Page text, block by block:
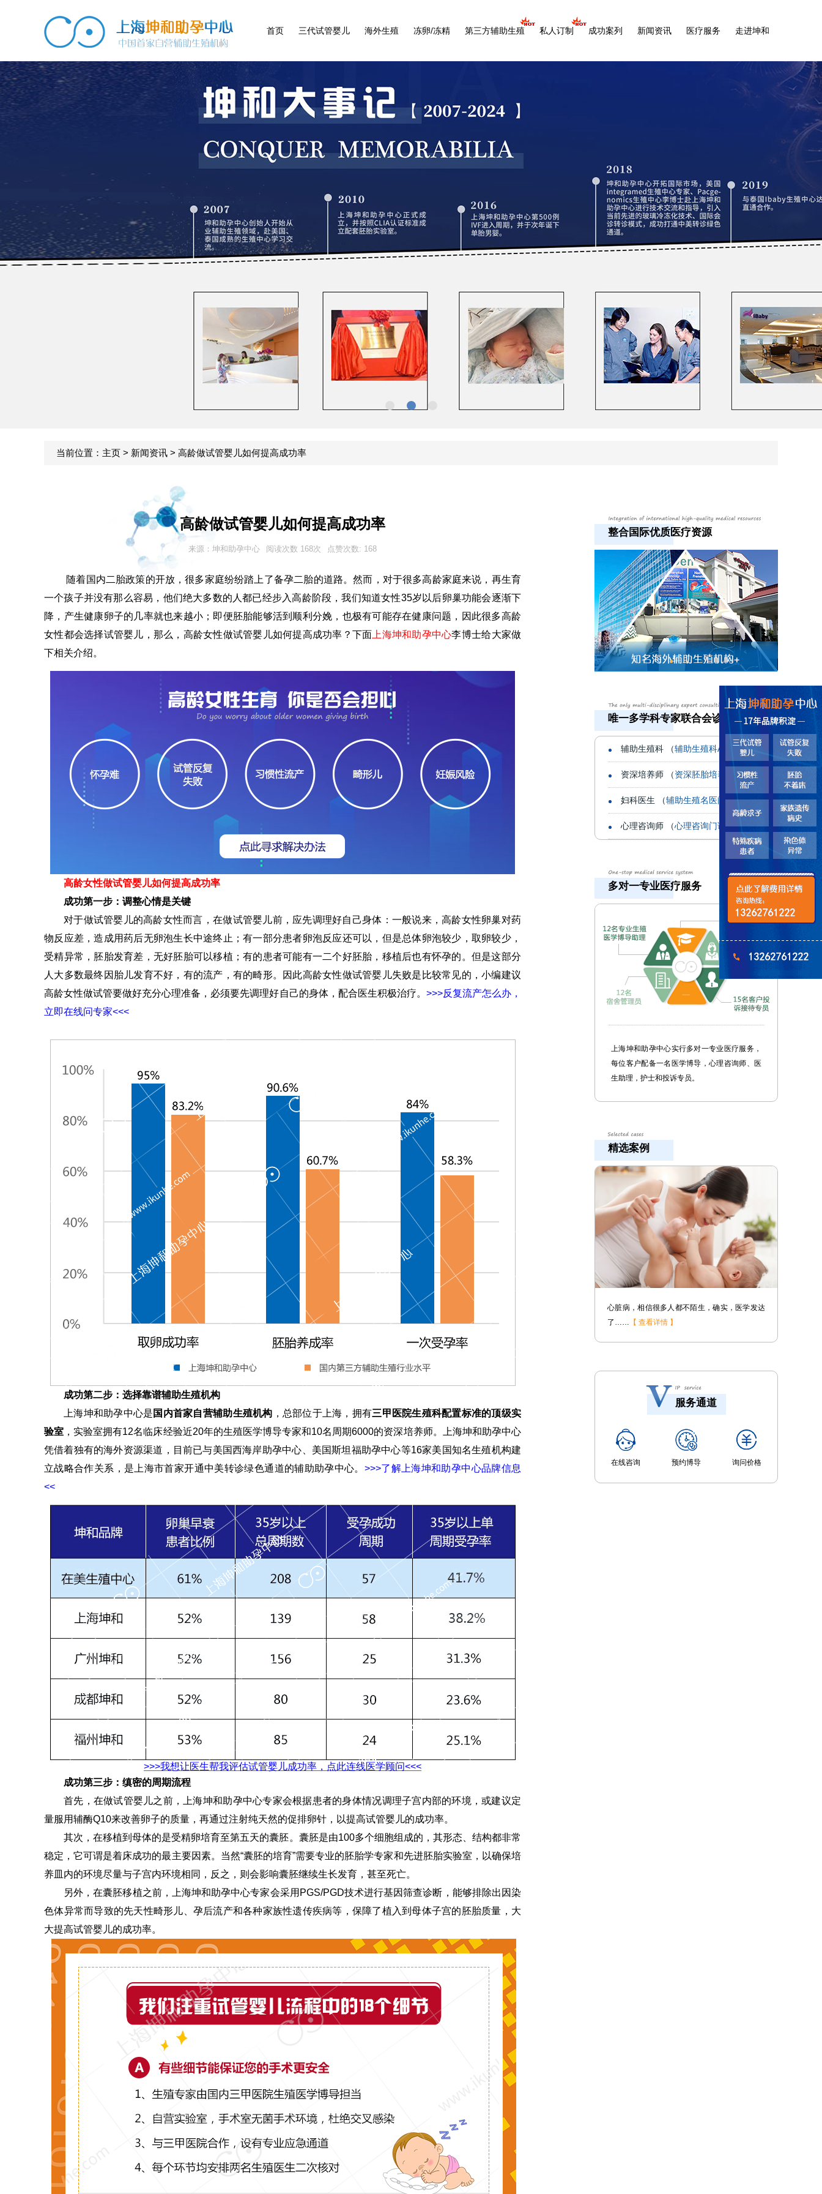
首页 三代试管婴儿 海外生殖 冻卵/冻精 第三方辅助生殖 私人订制 成功案列 新闻资讯 医疗服务 走进坤和
当前位置： 主页 > 新闻资讯 > 高龄做试管婴儿如何提高成功率
高龄做试管婴儿如何提高成功率
来源：坤和助孕中心 阅读次数 168次 点赞次数: 168
随着国内二胎政策的开放，很多家庭纷纷踏上了备孕二胎的道路。然而，对于很多高龄家庭来说，再生育
一个孩子并没有那么容易，他们绝大多数的人都已经步入高龄阶段，我们知道女性35岁以后卵巢功能会逐渐下
降，产生健康卵子的几率就也来越小；即便胚胎能够活到顺利分娩，也极有可能存在健康问题，因此很多高龄
女性都会选择试管婴儿，那么，高龄女性做试管婴儿如何提高成功率？下面 上海坤和助孕中心李博士给大家做
下相关介绍。
高龄女性做试管婴儿如何提高成功率
成功第一步：调整心情是关键
对于做试管婴儿的高龄女性而言，在做试管婴儿前，应先调理好自己身体：一般说来，高龄女性卵巢对药
物反应差，造成用药后无卵泡生长中途终止；有一部分患者卵泡反应还可以，但是总体卵泡较少，取卵较少，
受精异常，胚胎发育差，无好胚胎可以移植；有的患者可能有一二个好胚胎，移植后也有怀孕的。但是这部分
人大多数最终因胎儿发育不好，有的流产，有的畸形。因此高龄女性做试管婴儿失败是比较常见的，小编建议
高龄女性做试管要做好充分心理准备，必须要先调理好自己的身体，配合医生积极治疗。 >>>反复流产怎么办，
立即在线问专家<<<
成功第二步：选择靠谱辅助生殖机构
上海坤和助孕中心是 国内首家自营辅助生殖机构 ，总部位于上海，拥有三甲医院生殖科配置标准的顶级实
验室 ，实验室拥有12名临床经验近20年的生殖医学博导专家和10名周期6000的资深培养师。上海坤和助孕中心
凭借着独有的海外资源渠道，目前已与美国西海岸助孕中心、美国斯坦福助孕中心等16家美国知名生殖机构建
立战略合作关系，是上海市首家开通中美转诊绿色通道的辅助助孕中心。 >>>了解上海坤和助孕中心品牌信息
<<
>>>我想让医生帮我评估试管婴儿成功率，点此连线医学顾问<<<
成功第三步：缜密的周期流程
首先，在做试管婴儿之前，上海坤和助孕中心专家会根据患者的身体情况调理子宫内部的环境，或建议定
量服用辅酶Q10来改善卵子的质量，再通过注射纯天然的促排卵针，以提高试管婴儿的成功率。
其次，在移植到母体的是受精卵培育至第五天的囊胚。囊胚是由100多个细胞组成的，其形态、结构都非常
稳定，它可谓是着床成功的最主要因素。当然“囊胚的培育”需要专业的胚胎学专家和先进胚胎实验室，以确保培
养皿内的环境尽量与子宫内环境相同，反之，则会影响囊胚继续生长发育，甚至死亡。
另外，在囊胚移植之前，上海坤和助孕中心专家会采用PGS/PGD技术进行基因筛查诊断，能够排除出因染
色体异常而导致的先天性畸形儿、孕后流产和各种家族性遗传疾病等，保障了植入到母体子宫的胚胎质量，大
大提高试管婴儿的成功率。
整合国际优质医疗资源
唯一多学科专家联合会诊机构
辅助生殖科 （辅助生殖科Assist）
资深培养师 （资深胚胎培养师 ）
妇科医生 （辅助生殖名医问诊）
心理咨询师 （心理咨询门诊Psy）
多对一专业医疗服务
上海坤和助孕中心实行多对一专业医疗服务，
每位客户配备一名医学博导，心理咨询师、医
生助理，护士和投诉专员。
精选案例
【 查看详情 】
可能有些人会觉得孕不育的人很少见，毕竟爸妈
那……【 查看详情 】
心脏病，相信很多人都不陌生，确实，医学发达
了……【 查看详情 】
其实一直不愿意公开说自己的事情，但是随着孩
子……
【 查看详情 】
服务通道
在线咨询 预约博导 询问价格